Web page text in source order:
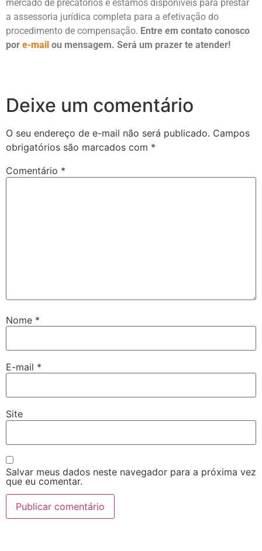
mercado de precatórios e estamos disponíveis para prestar
a assessoria jurídica completa para a efetivação do
procedimento de compensação. Entre em contato conosco
por e-mail ou mensagem. Será um prazer te atender!
Deixe um comentário
O seu endereço de e-mail não será publicado. Campos
obrigatórios são marcados com *
Comentário *
Nome *
E-mail *
Site
Salvar meus dados neste navegador para a próxima vez
que eu comentar.